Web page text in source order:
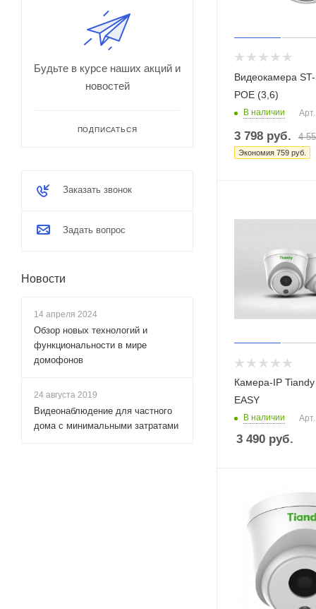
Видеокамера
POE (3,6)
В наличии
3 798 руб. 4
Экономия 759 руб.
Камера-IP
EASY
В наличии
3 490 руб.
Будьте в курсе наших акций и
новостей
ПОДПИСАТЬСЯ
Заказать звонок
Задать вопрос
Новости
14 апреля 2024
Обзор новых технологий и
функциональности в мире
домофонов
24 августа 2019
Видеонаблюдение для частного
дома с минимальными затратами